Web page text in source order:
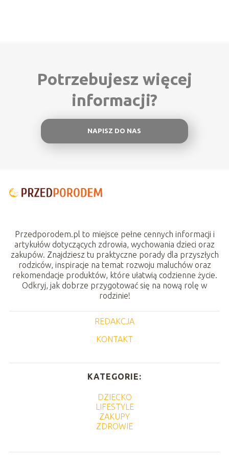
Potrzebujesz więcej
informacji?
NAPISZ DO NAS
Przedporodem.pl to miejsce pełne cennych informacji i
artykułów dotyczących zdrowia, wychowania dzieci oraz
zakupów. Znajdziesz tu praktyczne porady dla przyszłych
rodziców, inspiracje na temat rozwoju maluchów oraz
rekomendacje produktów, które ułatwią codzienne życie.
Odkryj, jak dobrze przygotować się na nową rolę w
rodzinie!
REDAKCJA
KONTAKT
KATEGORIE:
DZIECKO
LIFESTYLE
ZAKUPY
ZDROWIE